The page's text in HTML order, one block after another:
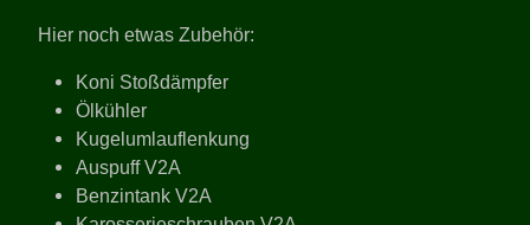
Hier noch etwas Zubehör:
Koni Stoßdämpfer
Ölkühler
Kugelumlauflenkung
Auspuff V2A
Benzintank V2A